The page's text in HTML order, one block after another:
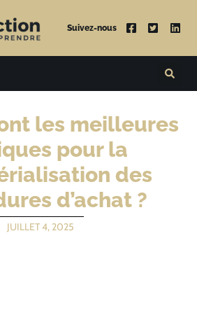
Suivez-nous
les meilleures
pour la
des
d’achat ?
JUILLET 4, 2025